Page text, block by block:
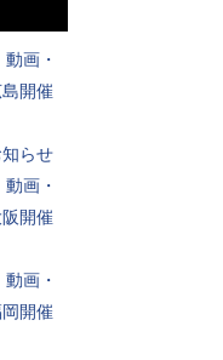
画・
開催
らせ
画・
開催
画・
開催